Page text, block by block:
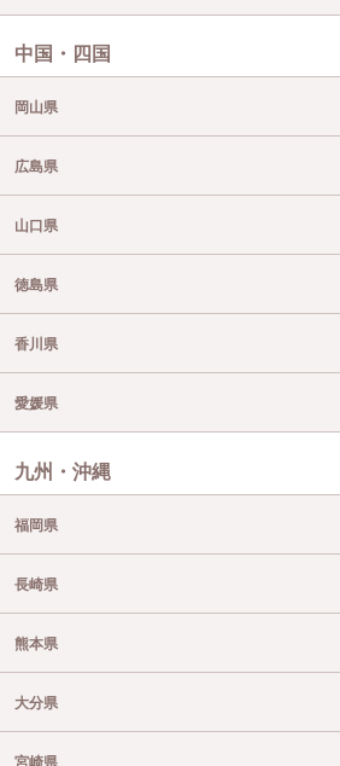
中国・四国
岡山県
広島県
山口県
徳島県
香川県
愛媛県
九州・沖縄
福岡県
長崎県
熊本県
大分県
宮崎県